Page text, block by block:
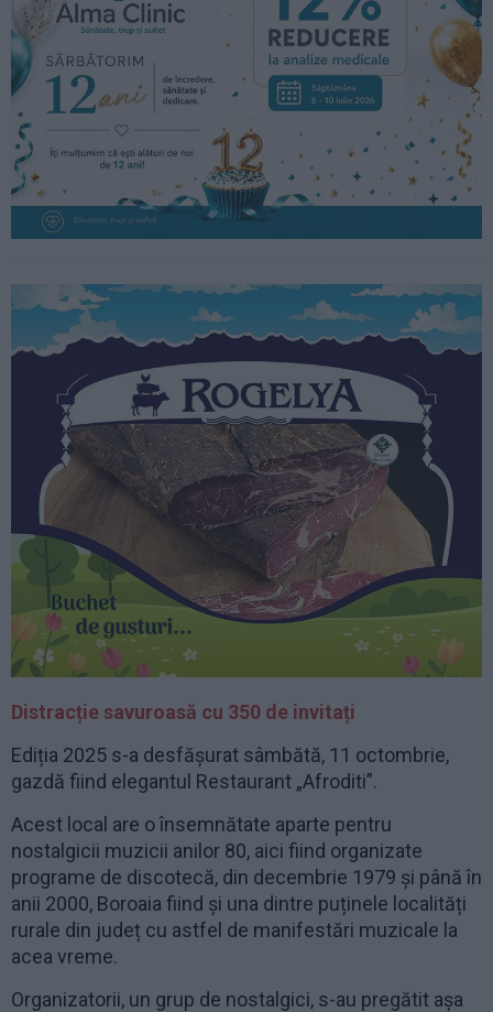
Distracție savuroasă cu 350 de invitați
Ediția 2025 s-a desfășurat sâmbătă, 11 octombrie,
gazdă fiind elegantul Restaurant „Afroditi”.
Acest local are o însemnătate aparte pentru
nostalgicii muzicii anilor 80, aici fiind organizate
programe de discotecă, din decembrie 1979 și până în
anii 2000, Boroaia fiind și una dintre puținele localități
rurale din județ cu astfel de manifestări muzicale la
acea vreme.
Organizatorii, un grup de nostalgici, s-au pregătit așa